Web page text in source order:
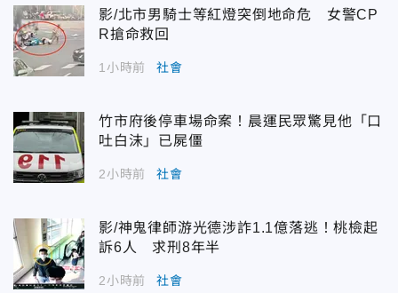
影/北市男騎士等紅燈突倒地命危 女警CP
R搶命救回
1小時前 社會
竹市府後停車場命案！晨運民眾驚見他「口
吐白沫」已屍僵
2小時前 社會
影/神鬼律師游光德涉詐1.1億落逃！桃檢起
訴6人 求刑8年半
2小時前 社會